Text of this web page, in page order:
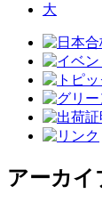
大
アーカイ